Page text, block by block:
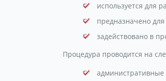
используется для
предназначено
задействовано в
Процедура проводится на